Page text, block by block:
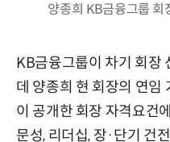
양종희 KB금융그룹 회
KB금융그룹이 차기 회장
데 양종희 현 회장의 연임
이 공개한 회장 자격요건
문성, 리더십, 장·단기 건